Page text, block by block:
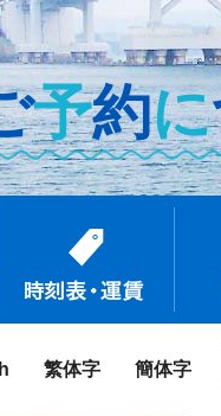
繁体字 簡体字
予約に